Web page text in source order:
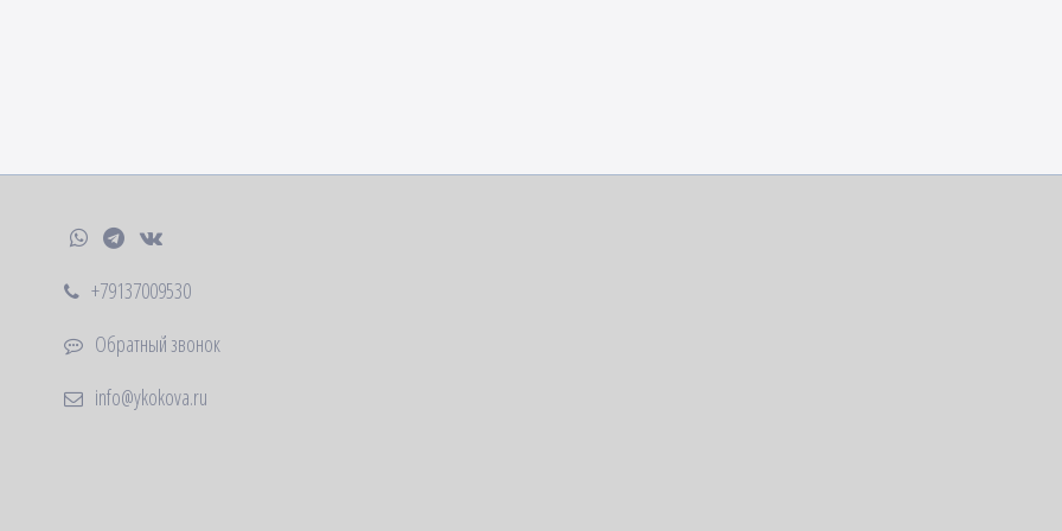
+79137009530
Обратный звонок
info@ykokova.ru